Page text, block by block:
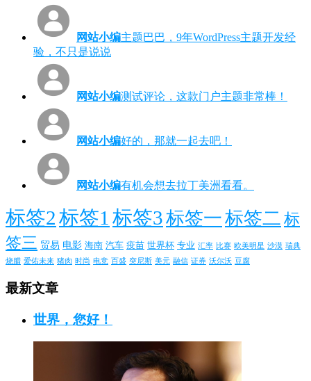
网站小编主题巴巴，9年WordPress主题开发经
验，不只是说说
网站小编测试评论，这款门户主题非常棒！
网站小编好的，那就一起去吧！
网站小编有机会想去拉丁美洲看看。
标签2标签1 标签3标签一标签二标
签三 贸易 电影 海南 汽车 疫苗 世界杯 专业 汇率 比赛 欧美明星 沙漠 瑞典
烧腊 爱佑未来 猪肉 时尚 电竞 百盛 突尼斯 美元 融信 证券 沃尔沃 豆腐
最新文章
世界，您好！